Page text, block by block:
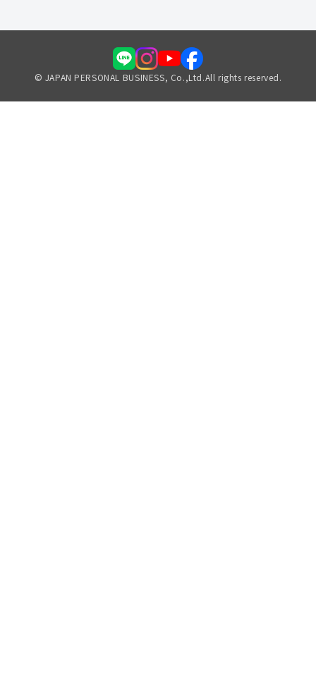
© JAPAN PERSONAL BUSINESS, Co.,Ltd.All rights reserved.